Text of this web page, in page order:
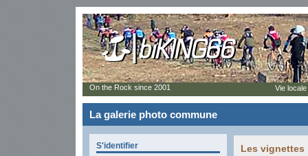
La galerie photo commune
S'identifier Les vignettes
On the Rock since 2001 Vie